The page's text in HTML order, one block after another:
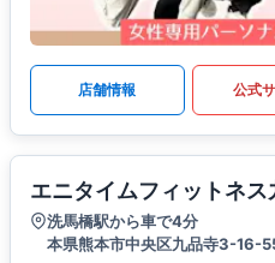
店舗情報 公式
エニタイムフィットネス
洗馬橋駅から車で4分
本県熊本市中央区九品寺3-16-